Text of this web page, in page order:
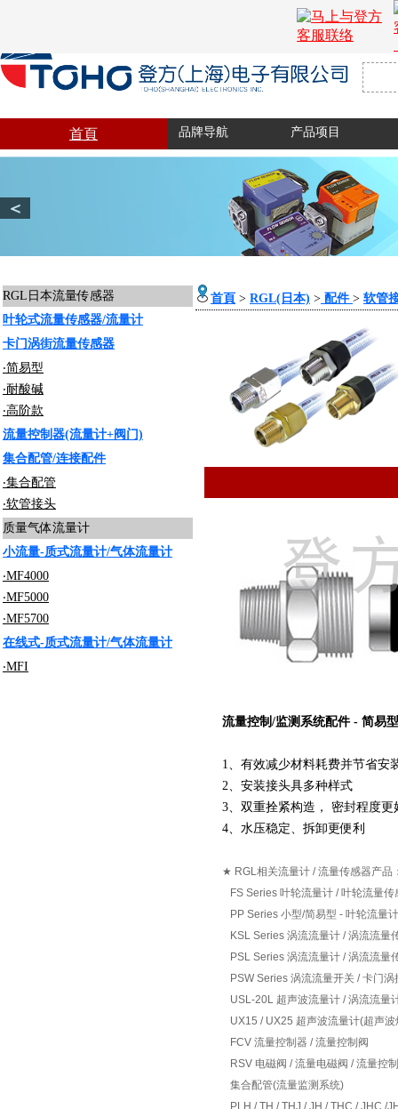
首頁 品牌导航 产品项目
＜
RGL日本流量传感器
叶轮式流量传感器/流量计
卡门涡街流量传感器
‧简易型
‧耐酸碱
‧高阶款
流量控制器(流量计+阀门)
集合配管/连接配件
‧集合配管
‧软管接头
质量气体流量计
小流量-质式流量计/气体流量计
‧MF4000
‧MF5000
‧MF5700
在线式-质式流量计/气体流量计
‧MFI
首頁 > RGL(日本) > 配件 > 软管
流量控制/监测系统配件 - 简易
1、有效减少材料耗费并节省安
2、安装接头具多种样式
3、双重拴紧构造， 密封程度
4、水压稳定、拆卸更便利
★ RGL相关流量计 / 流量传感器产品
FS Series 叶轮流量计 / 叶轮流量传
PP Series 小型/简易型 - 叶轮流量
KSL Series 涡流流量计 / 涡流流量
PSL Series 涡流流量计 / 涡流流量
PSW Series 涡流流量开关 / 卡门涡
USL-20L 超声波流量计 / 涡流流量
UX15 / UX25 超声波流量计(超声
FCV 流量控制器 / 流量控制阀
RSV 电磁阀 / 流量电磁阀 / 流量控
集合配管(流量监测系统)
PLH / TH / THJ / JH / THC / JHC /